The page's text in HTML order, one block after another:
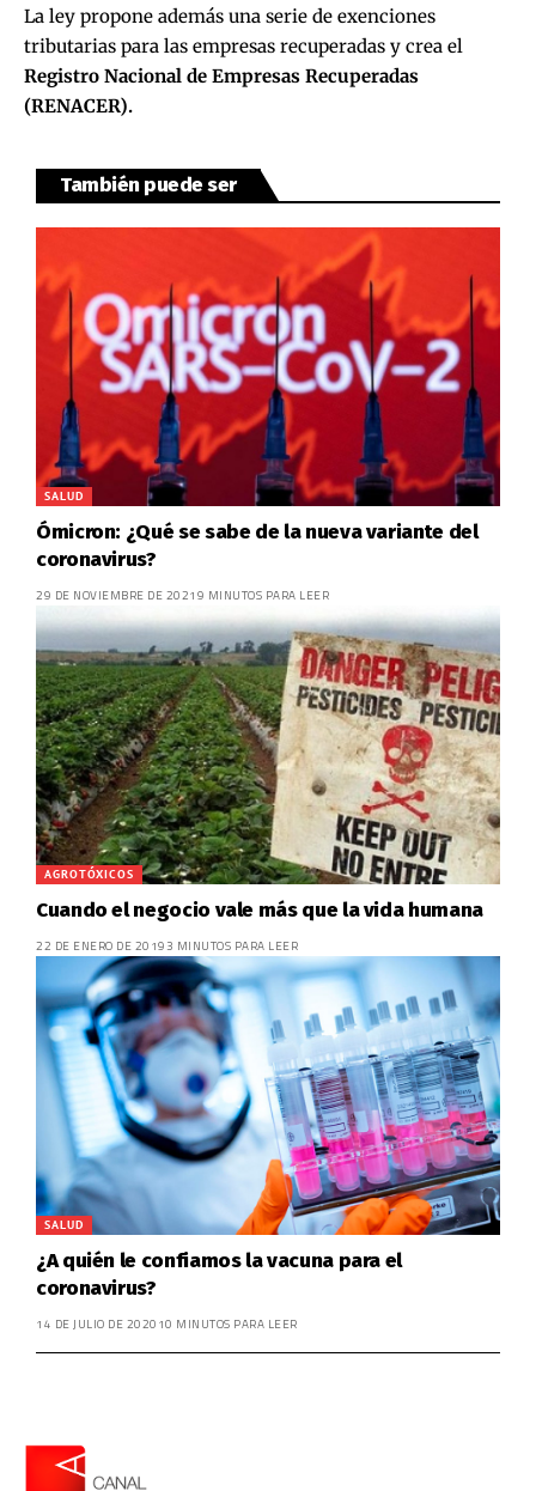
La ley propone además una serie de exenciones
tributarias para las empresas recuperadas y crea el
Registro Nacional de Empresas Recuperadas
(RENACER).
También puede ser
SALUD
Ómicron: ¿Qué se sabe de la nueva variante del
coronavirus?
29 DE NOVIEMBRE DE 2021 9 MINUTOS PARA LEER
AGROTÓXICOS
Cuando el negocio vale más que la vida humana
22 DE ENERO DE 2019 3 MINUTOS PARA LEER
SALUD
¿A quién le confiamos la vacuna para el
coronavirus?
14 DE JULIO DE 2020 10 MINUTOS PARA LEER